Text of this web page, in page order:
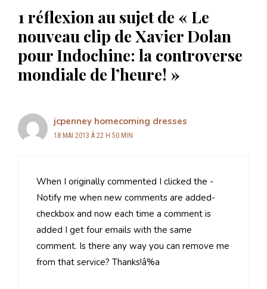
1 réflexion au sujet de « Le
nouveau clip de Xavier Dolan
pour Indochine: la controverse
mondiale de l’heure! »
jcpenney homecoming dresses
18 MAI 2013 À 22 H 50 MIN
When I originally commented I clicked the -
Notify me when new comments are added-
checkbox and now each time a comment is
added I get four emails with the same
comment. Is there any way you can remove me
from that service? Thanks!â%a